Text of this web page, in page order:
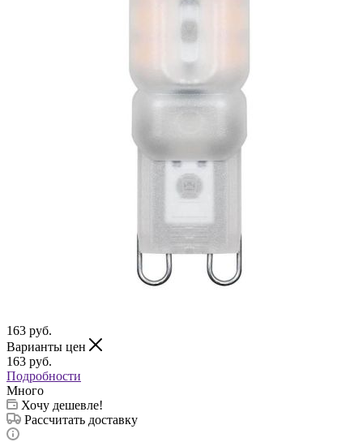
163 руб.
Варианты цен
163 руб.
Подробности
Много
Хочу дешевле!
Рассчитать доставку